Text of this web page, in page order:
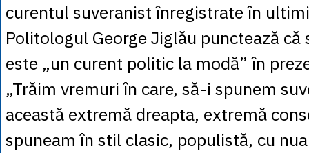
curentul suveranist înregistrate în
Politologul George Jiglău punctează că
este „un curent politic la modă” în
„Trăim vremuri în care, să-i spunem
această extremă dreapta, extremă
spuneam în stil clasic, populistă, cu